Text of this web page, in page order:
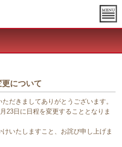
について
だきましてありがとうございます。
23日に日程を変更することとなりま
いたしますこと、お詫び申し上げま